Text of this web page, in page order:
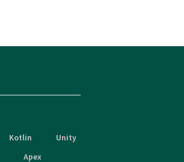
Kotlin
Unity
Apex